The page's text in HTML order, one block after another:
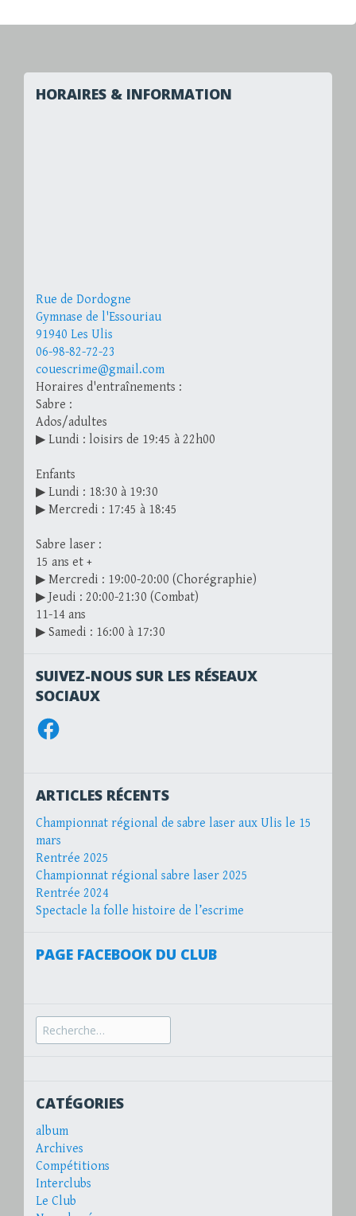
HORAIRES & INFORMATION
Rue de Dordogne
Gymnase de l'Essouriau
91940 Les Ulis
06-98-82-72-23
couescrime@gmail.com
Horaires d'entraînements :
Sabre :
Ados/adultes
▶ Lundi : loisirs de 19:45 à 22h00
Enfants
▶ Lundi : 18:30 à 19:30
▶ Mercredi : 17:45 à 18:45
Sabre laser :
15 ans et +
▶ Mercredi : 19:00-20:00 (Chorégraphie)
▶ Jeudi : 20:00-21:30 (Combat)
11-14 ans
▶ Samedi : 16:00 à 17:30
SUIVEZ-NOUS SUR LES RÉSEAUX
SOCIAUX
Facebook
ARTICLES RÉCENTS
Championnat régional de sabre laser aux Ulis le 15
mars
Rentrée 2025
Championnat régional sabre laser 2025
Rentrée 2024
Spectacle la folle histoire de l’escrime
PAGE FACEBOOK DU CLUB
Recherche
pour :
CATÉGORIES
album
Archives
Compétitions
Interclubs
Le Club